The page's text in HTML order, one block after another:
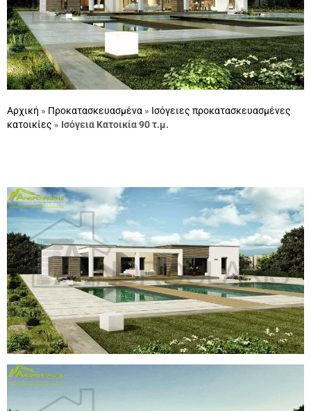
Αρχική » Προκατασκευασμένα » Ισόγειες προκατασκευασμένες
κατοικίες » Ισόγεια Κατοικία 90 τ.μ.